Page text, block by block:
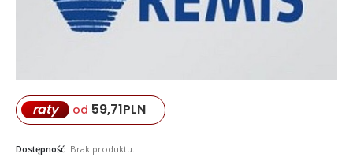
raty od 59,71PLN
Dostępność: Brak produktu.